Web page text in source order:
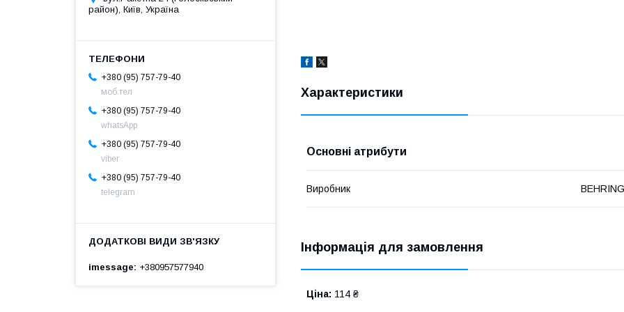
Характеристики
Основні атрибути
Виробник
Інформація для замовлення
Ціна: 114 ₴
район), Київ, Україна
+380 (95) 757-79-40
моб.тел
+380 (95) 757-79-40
whatsApp
+380 (95) 757-79-40
viber
+380 (95) 757-79-40
telegram
imessage +380957577940